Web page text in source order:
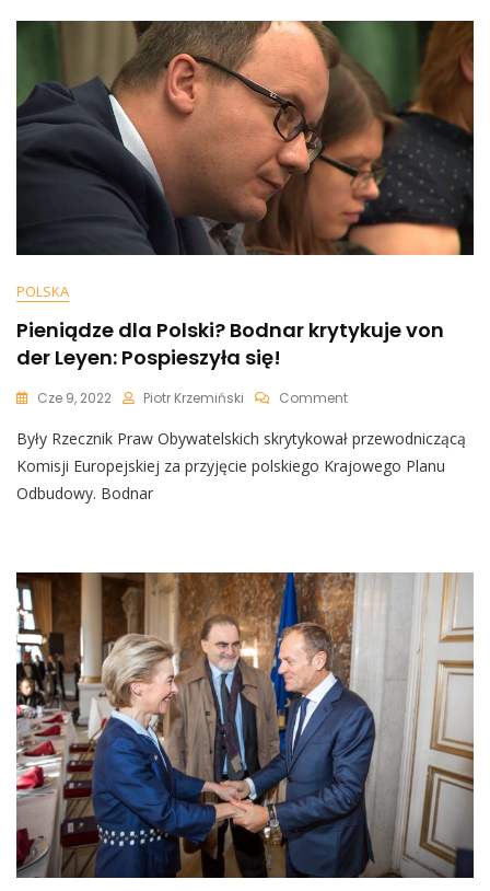
Się
Na
Warunkowość
Funduszu
Odbudowy”
POLSKA
Pieniądze dla Polski? Bodnar krytykuje von
der Leyen: Pospieszyła się!
Cze 9, 2022 Piotr Krzemiński CommentOn
Dla
Polski?
Bodnar
Pospieszyła
Się!
Były Rzecznik Praw Obywatelskich skrytykował przewodniczącą
Komisji Europejskiej za przyjęcie polskiego Krajowego Planu
Odbudowy. Bodnar